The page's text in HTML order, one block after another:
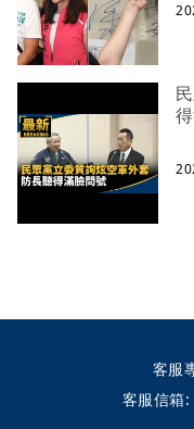
客服
客服信箱: